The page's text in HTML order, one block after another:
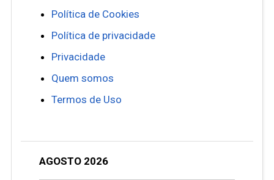
Política de Cookies
Política de privacidade
Privacidade
Quem somos
Termos de Uso
AGOSTO 2026